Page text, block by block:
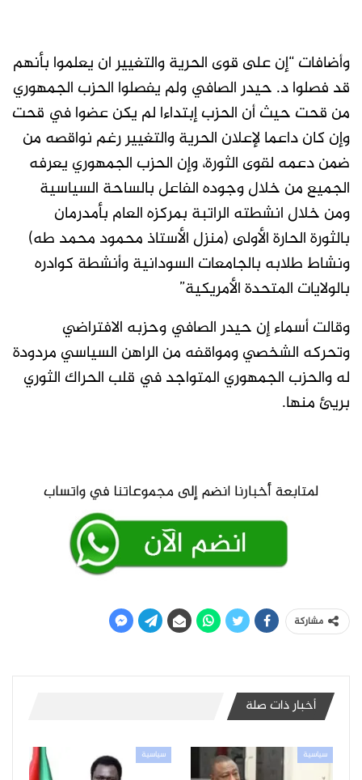
وأضافات “إن على قوى الحرية والتغيير ان يعلموا بأنهم
قد فصلوا د. حيدر الصافي ولم يفصلوا الحزب الجمهوري
من قحت حيث أن الحزب إبتداءا لم يكن عضوا في قحت
وإن كان داعما لإعلان الحرية والتغيير رغم نواقصه من
ضمن دعمه لقوى الثورة، وإن الحزب الجمهوري يعرفه
الجميع من خلال وجوده الفاعل بالساحة السياسية
ومن خلال انشطته الراتبة بمركزه العام بأمدرمان
بالثورة الحارة الأولى (منزل الأستاذ محمود محمد طه)
ونشاط طلابه بالجامعات السودانية وأنشطة كوادره
بالولايات المتحدة الأمريكية”
وقالت أسماء إن حيدر الصافي وحزبه الافتراضي
وتحركه الشخصي ومواقفه من الراهن السياسي مردودة
له والحزب الجمهوري المتواجد في قلب الحراك الثوري
بريئ منها.
مشاركة
أخبار ذات صلة
سياسية سياسية